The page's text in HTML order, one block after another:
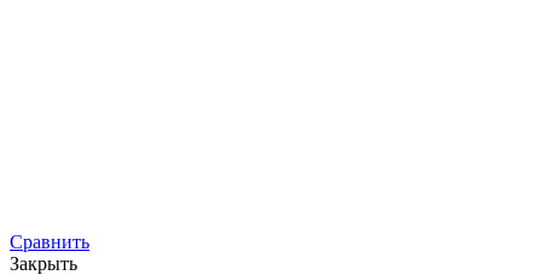
Сравнить
Закрыть